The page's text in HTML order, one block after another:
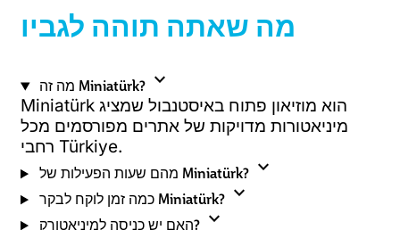
מה שאתה תוהה לגביו
מה זה Miniatürk? expand_more
Miniatürk הוא מוזיאון פתוח באיסטנבול שמציג
מיניאטורות מדויקות של אתרים מפורסמים מכל
רחבי Türkiye.
מהם שעות הפעילות של Miniatürk? expand_more
כמה זמן לוקח לבקר Miniatürk? expand_more
האם יש כניסה למיניאטורק? expand_more